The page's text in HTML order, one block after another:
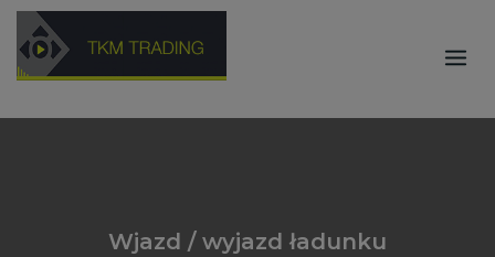
Skip
content
Wjazd / wyjazd ładunku